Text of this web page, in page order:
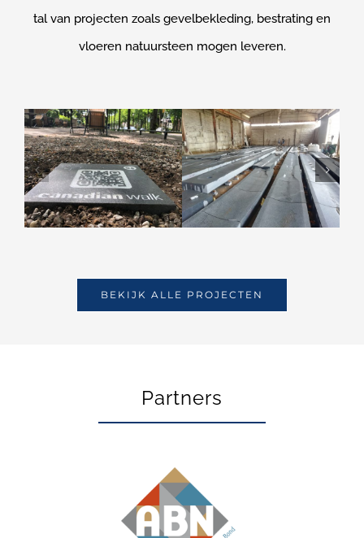
tal van projecten zoals gevelbekleding, bestrating en
vloeren natuursteen mogen leveren.
BEKIJK ALLE PROJECTEN
Partners